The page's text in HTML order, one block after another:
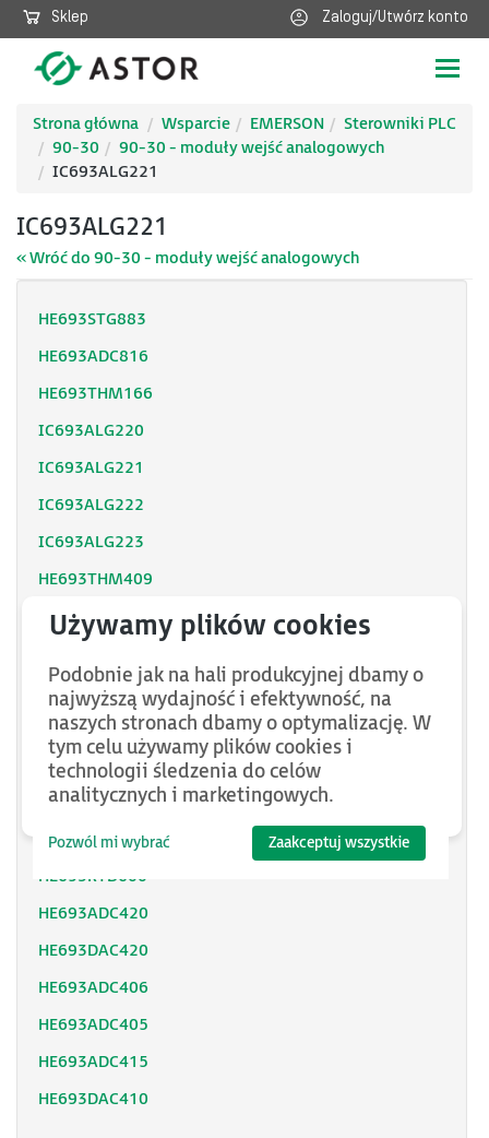
Sklep Zaloguj/Utwórz konto
Strona główna
Wsparcie EMERSON
Sterowniki PLC
90-30
90-30 - moduły wejść analogowych
IC693ALG221
IC693ALG221
« Wróć do 90-30 - moduły wejść analogowych
HE693STG883
HE693ADC816
HE693THM166
IC693ALG220
IC693ALG221
IC693ALG222
IC693ALG223
HE693THM409
HE693THM809
HE693THM889
HE693RTD601
HE693THM665
HE693THM806
HE693STG884
HE693RTD600
HE693ADC420
HE693DAC420
HE693ADC406
HE693ADC405
HE693ADC415
HE693DAC410
Podobnie jak na hali produkcyjnej dbamy o
najwyższą wydajność i efektywność, na
naszych stronach dbamy o optymalizację. W
tym celu używamy plików cookies i
technologii śledzenia do celów
analitycznych i marketingowych.
Pozwól mi wybrać Zaakceptuj wszystkie